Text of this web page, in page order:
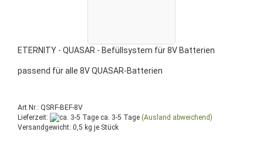
ETERNITY - QUASAR - Befüllsystem für 8V Batterien
passend für alle 8V QUASAR-Batterien
Art.Nr.: QSRF-BEF-8V
Lieferzeit:
ca. 3-5 Tage (Ausland abweichend)
Versandgewicht: 0,5 kg je Stück